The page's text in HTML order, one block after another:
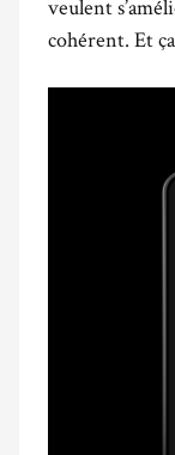
veulent
cohérent. Et